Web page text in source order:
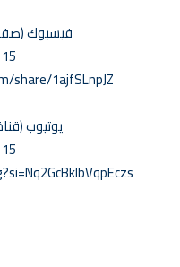
فيسبوك
15 مايو 2025
1ajfSLnpJZ/
يوتيوب
15 مايو 2025